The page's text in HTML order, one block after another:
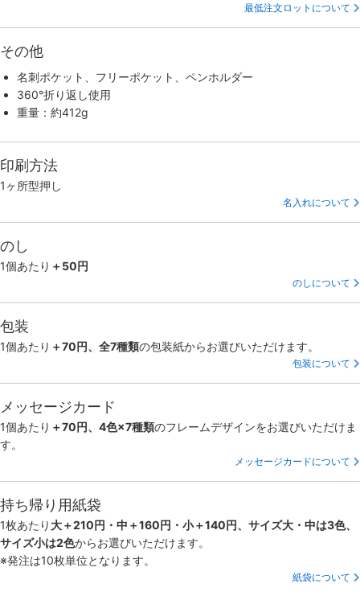
最低注文ロットについて
その他
名刺ポケット、フリーポケット、ペンホルダー
360°折り返し使用
重量：約412g
印刷方法
1ヶ所型押し
名入れについて
のし
1個あたり ＋50円
のしについて
包装
1個あたり ＋70円、全7種類の包装紙からお選びいただけます。
包装について
メッセージカード
1個あたり ＋70円、4色×7種類のフレームデザインをお選びいただけま
す。
メッセージカードについて
持ち帰り用紙袋
1枚あたり 大＋210円・中＋160円・小＋140円、サイズ大・中は3色、
サイズ小は2色からお選びいただけます。
※発注は10枚単位となります。
紙袋について